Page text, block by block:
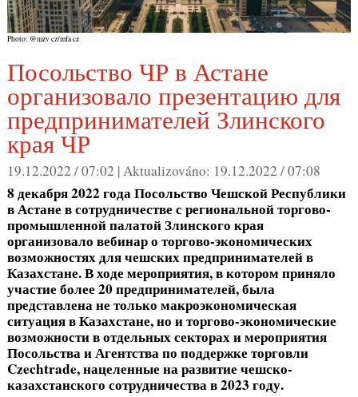
Photo: @mzv cz/mfa cz
Посольство ЧР в Астане
организовало презентацию для
предпринимателей Злинского
края ЧР
19.12.2022 / 07:02 |Aktualizováno: 19.12.2022 / 07:08
8 декабря 2022 года Посольство Чешской Республики
в Астане в сотрудничестве с региональной торгово-
промышленной палатой Злинского края
организовало вебинар о торгово-экономических
возможностях для чешских предпринимателей в
Казахстане. В ходе мероприятия, в котором приняло
участие более 20 предпринимателей, была
представлена не только макроэкономическая
ситуация в Казахстане, но и торгово-экономические
возможности в отдельных секторах и мероприятия
Посольства и Агентства по поддержке торговли
Czechtrade, нацеленные на развитие чешско-
казахстанского сотрудничества в 2023 году.